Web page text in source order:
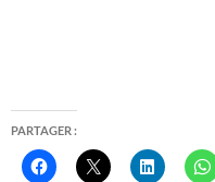
PARTAGER :